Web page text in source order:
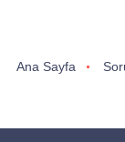
Ana Sayfa